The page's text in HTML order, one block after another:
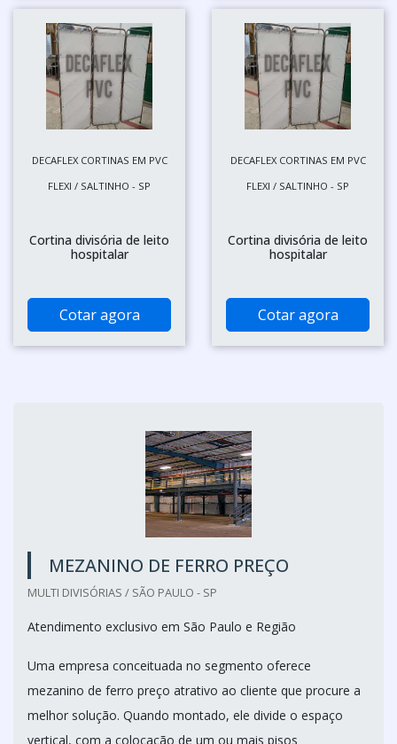
DECAFLEX CORTINAS EM PVC
FLEXI / SALTINHO - SP
Cortina divisória de leito
hospitalar
Cotar agora
DECAFLEX CORTINAS EM PVC
FLEXI / SALTINHO - SP
Cortina divisória de leito
hospitalar
Cotar agora
MEZANINO DE FERRO PREÇO
MULTI DIVISÓRIAS / SÃO PAULO - SP
Atendimento exclusivo em São Paulo e Região
Uma empresa conceituada no segmento oferece
mezanino de ferro preço atrativo ao cliente que procure a
melhor solução. Quando montado, ele divide o espaço
vertical, com a colocação de um ou mais pisos